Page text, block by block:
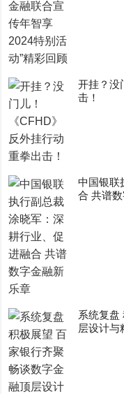
开挂？没
击！
中国银联
合 共谱
系统复盘
层设计与